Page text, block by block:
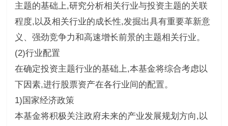
主题的基础上,研究分析相关行业与投资主题的关联
程度,以及相关行业的成长性,发掘出具有重要革新意
义、强劲竞争力和高速增长前景的主题相关行业。
(2)行业配置
在确定投资主题行业的基础上,本基金将综合考虑以
下因素,进行股票资产在各行业间的配置。
1)国家经济政策
本基金将积极关注政府未来的产业发展规划方向,以